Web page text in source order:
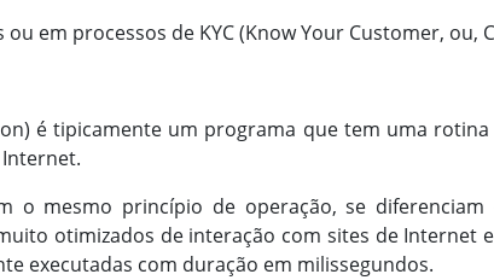
em processos de KYC (Know Your Customer, ou,
é tipicamente um programa que tem uma
o mesmo princípio de operação, se diferenciam
otimizados de interação com sites de Internet
executadas com duração em milissegundos.